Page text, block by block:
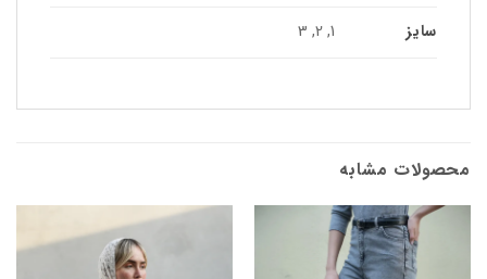
سایز 1, 2, 3
محصولات مشابه